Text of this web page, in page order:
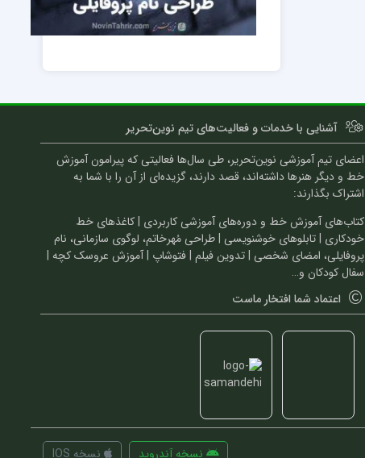
آشنایی با خدمات و فعالیت‌های تیم نوین‌تحریر
اعضای تیم آموزشی نوین‌تحریر، طی سال‌ها فعالیتی که پیرامون آموزش
خط و دیگر هنرها داشته‌اند، قصد دارند، گزیده‌ای از آن را با شما به
اشتراک بگذارند:
کتاب‌های آموزش خط و دوره‌های آموزشی کاربردی | کاغذهای خط
خودکاری | تابلوهای خوشنویسی | طراحی مُهرخاتم، لوگوی سازمانی، نام
پروفایلی، امضای شخصی | تدوین فیلم | فتوشاپ | آموزش عروسک کچه |
سفال کودکان و…
اعتماد شما افتخار ماست
نسخه آندروید نسخه IOS